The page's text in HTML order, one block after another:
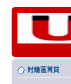
討論區首頁